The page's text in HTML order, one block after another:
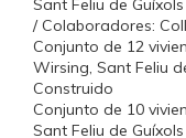
Sant Feliu de
/ Colaboradores:
Conjunto de 12
Wirsing, Sant Feliu
Construido
Conjunto de 10
Sant Feliu de